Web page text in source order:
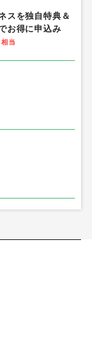
スを独自特典＆
お得に申込み
相当